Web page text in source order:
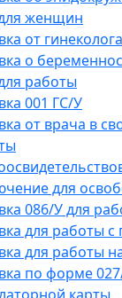
женщин
от гинеколога
о
работы
001 ГС/У
от врача в
для
086/У для
для работы с
для работы
по форме